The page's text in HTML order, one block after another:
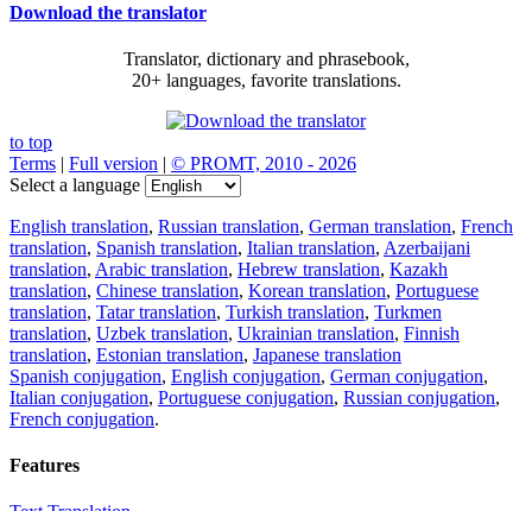
Download the translator
Translator, dictionary and phrasebook,
20+ languages, favorite translations.
to top
Terms | Full version | © PROMT, 2010 - 2026
Select a language
English translation, Russian translation, German translation, French
translation, Spanish translation, Italian translation, Azerbaijani
translation, Arabic translation, Hebrew translation, Kazakh
translation, Chinese translation, Korean translation, Portuguese
translation, Tatar translation, Turkish translation, Turkmen
translation, Uzbek translation, Ukrainian translation, Finnish
translation, Estonian translation, Japanese translation
Spanish conjugation, English conjugation, German conjugation,
Italian conjugation, Portuguese conjugation, Russian conjugation,
French conjugation.
Features